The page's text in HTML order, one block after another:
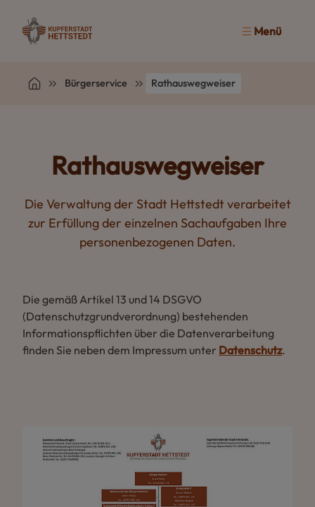
Menü
Bürgerservice Rathauswegweiser
Rathauswegweiser
Die Verwaltung der Stadt Hettstedt verarbeitet
zur Erfüllung der einzelnen Sachaufgaben Ihre
personenbezogenen Daten.
Die gemäß Artikel 13 und 14 DSGVO
(Datenschutzgrundverordnung) bestehenden
Informationspflichten über die Datenverarbeitung
finden Sie neben dem Impressum unter Datenschutz.